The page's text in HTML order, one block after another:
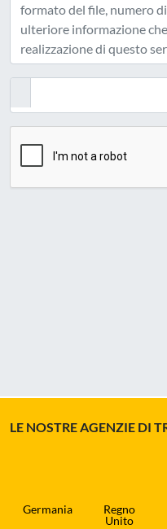
LE NOSTRE AGENZIE DI
Germania
Regno
Unito